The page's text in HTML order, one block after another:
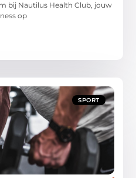
bij Nautilus Health Club, jouw
op
SPORT